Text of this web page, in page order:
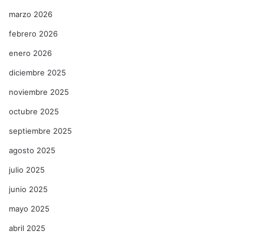
marzo 2026
febrero 2026
enero 2026
diciembre 2025
noviembre 2025
octubre 2025
septiembre 2025
agosto 2025
julio 2025
junio 2025
mayo 2025
abril 2025